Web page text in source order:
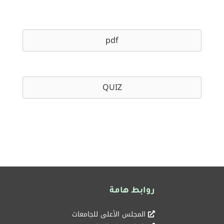
pdf
QUIZ
روابط هامة
المجلس الأعلى للجامعات